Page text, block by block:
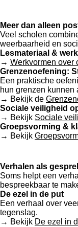
Meer dan alleen
Veel scholen
weerbaarheid en
Lesmateriaal &
→ Werkvormen over
Grenzenoefening:
Een praktische
hun grenzen kunnen
→ Bekijk de
Sociale veiligheid
→ Bekijk Sociale
Groepsvorming &
→ Bekijk
Verhalen als
Soms helpt een
bespreekbaar te
De ezel in de put
Een verhaal over
tegenslag.
→ Bekijk De ezel in